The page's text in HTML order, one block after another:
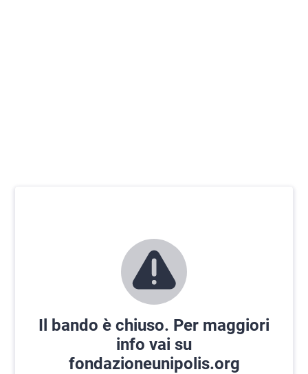
Il bando è chiuso. Per maggiori
info vai su
fondazioneunipolis.org